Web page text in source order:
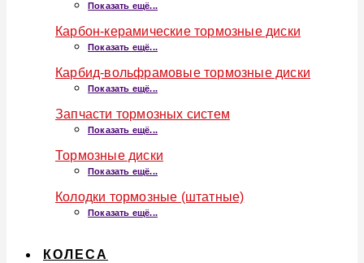
Показать ещё...
Карбон-керамические тормозные диски
Показать ещё...
Карбид-вольфрамовые тормозные диски
Показать ещё...
Запчасти тормозных систем
Показать ещё...
Тормозные диски
Показать ещё...
Колодки тормозные (штатные)
Показать ещё...
КОЛЕСА